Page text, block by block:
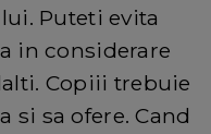
Puteti evita
in considerare
Copiii trebuie
si sa ofere. Cand